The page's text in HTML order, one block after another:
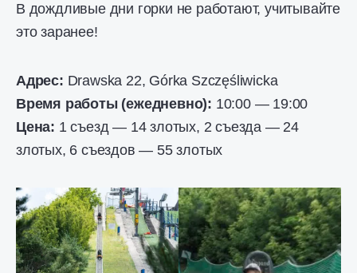
В дождливые дни горки не работают, учитывайте
это заранее!
Адрес: Drawska 22, Górka Szczęśliwicka
Время работы (ежедневно): 10:00 — 19:00
Цена: 1 съезд — 14 злотых, 2 съезда — 24
злотых, 6 съездов — 55 злотых